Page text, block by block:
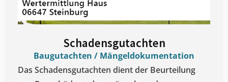
Schadensgutachten
Baugutachten / Mängeldokumentation
Das Schadensgutachten dient der Beurteilung